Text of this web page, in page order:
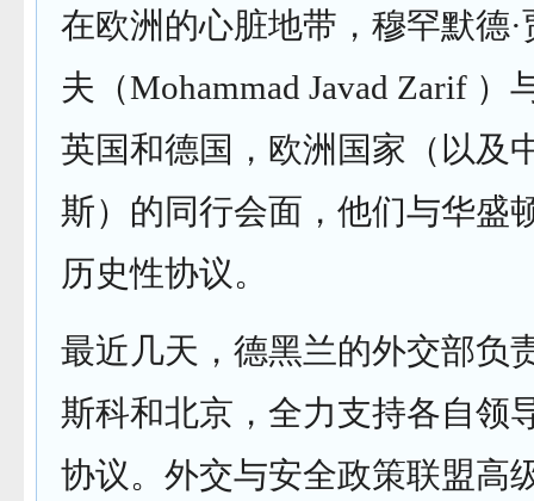
在欧洲的心脏地带，穆罕默德·
夫（Mohammad Javad Zarif ）
英国和德国，欧洲国家（以及
斯）的同行会面，他们与华盛
历史性协议。
最近几天，德黑兰的外交部负
斯科和北京，全力支持各自领
协议。外交与安全政策联盟高